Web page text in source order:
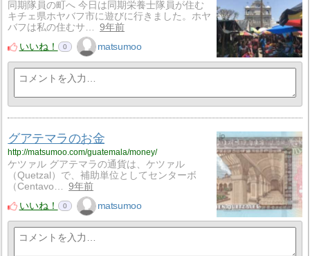
同期隊員の町へ 今日は同期栄養士隊員が住む
キチェ県ホヤバフ市に遊びに行きました。ホヤ
バフは私の住むサ…
9年前
いいね！
0 matsumoo
グアテマラのお金
http://matsumoo.com/guatemala/money/
ケツァル グアテマラの通貨は、ケツァル
（Quetzal）で、補助単位としてセンターボ
（Centavo…
9年前
いいね！
0 matsumoo